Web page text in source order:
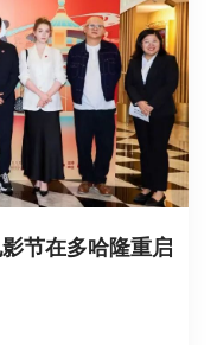
节在多哈隆重启